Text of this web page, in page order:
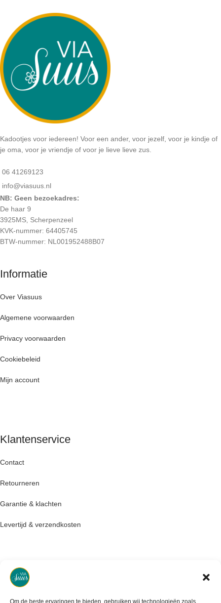
Om de beste ervaringen te bieden, gebruiken wij technologieën zoals
Kadootjes voor iedereen! Voor een ander, voor jezelf, voor je kindje of
je oma, voor je vriendje of voor je lieve lieve zus.
06 41269123
info@viasuus.nl
NB: Geen bezoekadres:
De haar 9
3925MS, Scherpenzeel
KVK-nummer: 64405745
BTW-nummer: NL001952488B07
Informatie
Over Viasuus
Algemene voorwaarden
Privacy voorwaarden
Cookiebeleid
Mijn account
Klantenservice
Contact
Retourneren
Garantie & klachten
Levertijd & verzendkosten